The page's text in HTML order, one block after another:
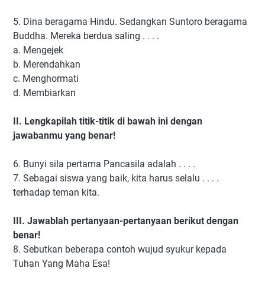
5. Dina beragama Hindu. Sedangkan Suntoro beragama
Buddha. Mereka berdua saling . . . .
a. Mengejek
b. Merendahkan
c. Menghormati
d. Membiarkan
II. Lengkapilah titik-titik di bawah ini dengan
jawabanmu yang benar!
6. Bunyi sila pertama Pancasila adalah . . . .
7. Sebagai siswa yang baik, kita harus selalu . . . .
terhadap teman kita.
III. Jawablah pertanyaan-pertanyaan berikut dengan
benar!
8. Sebutkan beberapa contoh wujud syukur kepada
Tuhan Yang Maha Esa!